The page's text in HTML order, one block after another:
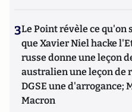
3Le Point révèle ce qu'on
que Xavier Niel hacke
russe donne une leçon
australien une leçon de
DGSE une d'arrogance;
Macron